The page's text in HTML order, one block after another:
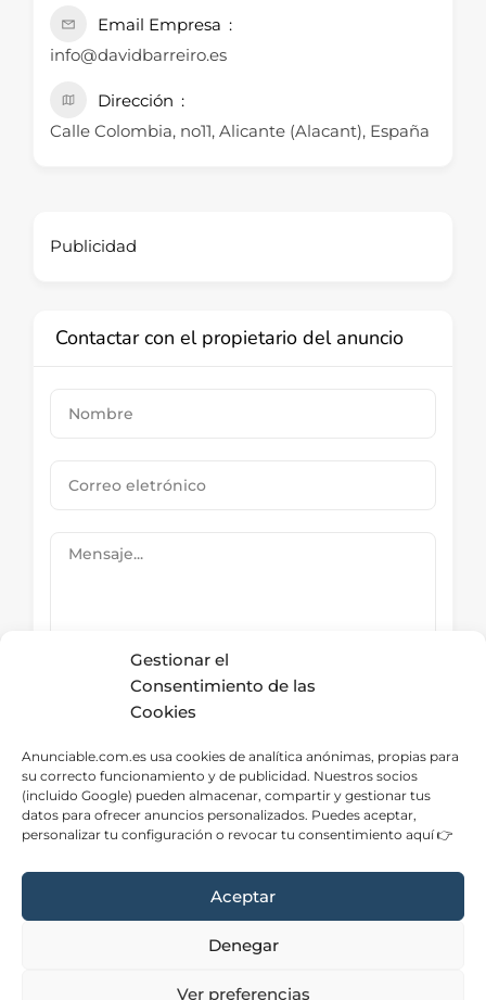
Gestionar el
Consentimiento de las
Cookies
Anunciable.com.es usa cookies de analítica anónimas, propias para
su correcto funcionamiento y de publicidad. Nuestros socios
(incluido Google) pueden almacenar, compartir y gestionar tus
datos para ofrecer anuncios personalizados. Puedes aceptar,
personalizar tu configuración o revocar tu consentimiento aquí 👉
Aceptar
Denegar
Ver preferencias
Email Empresa
info@davidbarreiro.es
Dirección
Calle Colombia, no11, Alicante (Alacant), España
Publicidad
Contactar con el propietario del anuncio
Submit Now
Directorio – Categorías
Privacidad Cookies